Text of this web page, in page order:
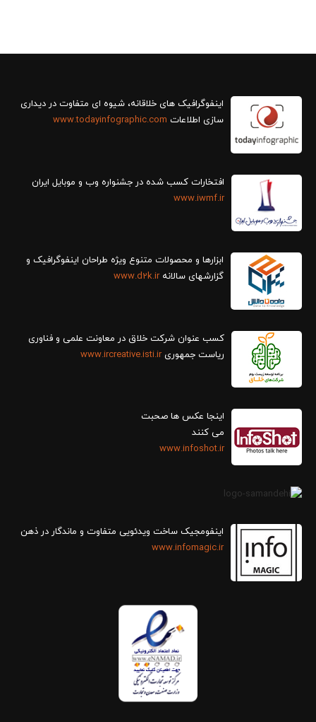
سازی اطلاعات www.todayinfographic.com
افتخارات کسب شده در جشنواره وب و موبایل ایران
www.iwmf.ir
ابزارها و محصولات متنوع ویژه طراحان اینفوگرافیک و
گزارش‎های سالانه
www.d2k.ir
کسب عنوان شرکت خلاق در معاونت علمی و فناوری
ریاست جمهوریwww.ircreative.isti.ir
اینجا عکس ها صحبت
می کنند
www.infoshot.ir
اینفومجیک ساخت ویدئویی متفاوت و ماندگار در ذهن
www.infomagic.ir